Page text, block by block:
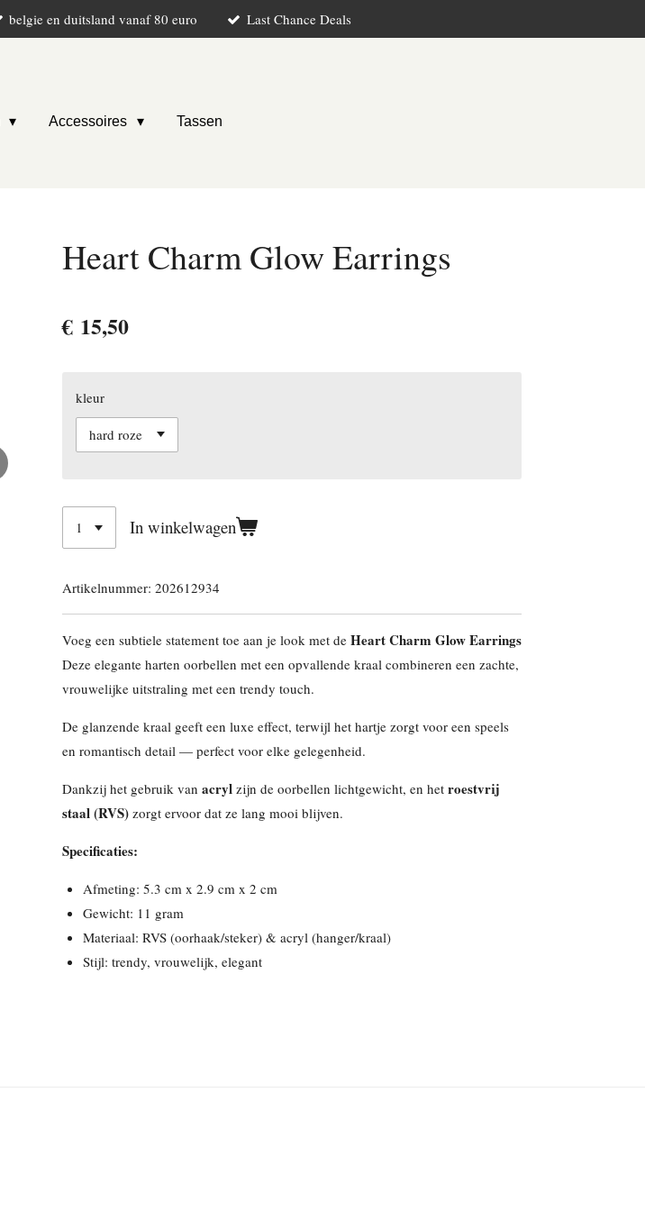
belgie en duitsland vanaf 80 euro Last Chance Deals
Accessoires Tassen
Heart Charm Glow Earrings
€ 15,50
kleur
In winkelwagen
Artikelnummer: 202612934
Voeg een subtiele statement toe aan je look met de Heart Charm Glow Earrings
Deze elegante harten oorbellen met een opvallende kraal combineren een zachte,
vrouwelijke uitstraling met een trendy touch.
De glanzende kraal geeft een luxe effect, terwijl het hartje zorgt voor een speels
en romantisch detail — perfect voor elke gelegenheid.
Dankzij het gebruik van acryl zijn de oorbellen lichtgewicht, en het roestvrij
staal (RVS) zorgt ervoor dat ze lang mooi blijven.
Specificaties:
Afmeting: 5.3 cm x 2.9 cm x 2 cm
Gewicht: 11 gram
Materiaal: RVS (oorhaak/steker) & acryl (hanger/kraal)
Stijl: trendy, vrouwelijk, elegant